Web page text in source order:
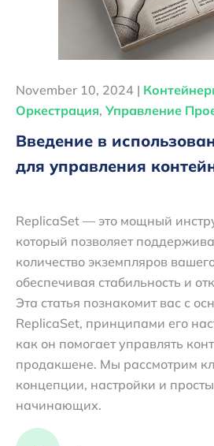
November 10, 2024 |
Оркестрация, Управление
Введение в
для управления
ReplicaSet — это мощный
который позволяет
количество экземпляров
обеспечивая стабильность и
Эта статья познакомит вас с
ReplicaSet, принципами его
как он помогает управлять
продакшене. Мы рассмотрим
концепции, настройки и
начинающих.